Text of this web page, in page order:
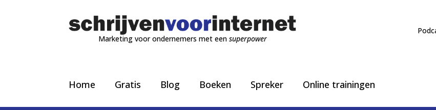
Marketing voor ondernemers met eensuperpower
Home Gratis Blog Boeken Spreker Online trainingen